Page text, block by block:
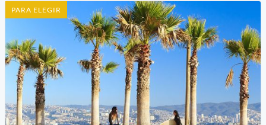
PARA ELEGIR